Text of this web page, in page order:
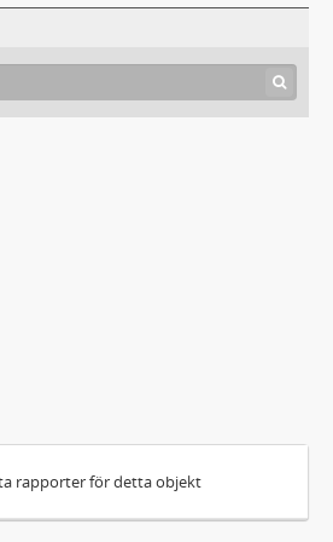
rapporter för detta objekt